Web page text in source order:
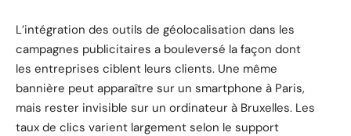
L’intégration des outils de géolocalisation dans les
campagnes publicitaires a bouleversé la façon dont
les entreprises ciblent leurs clients. Une même
bannière peut apparaître sur un smartphone à Paris,
mais rester invisible sur un ordinateur à Bruxelles. Les
taux de clics varient largement selon le support